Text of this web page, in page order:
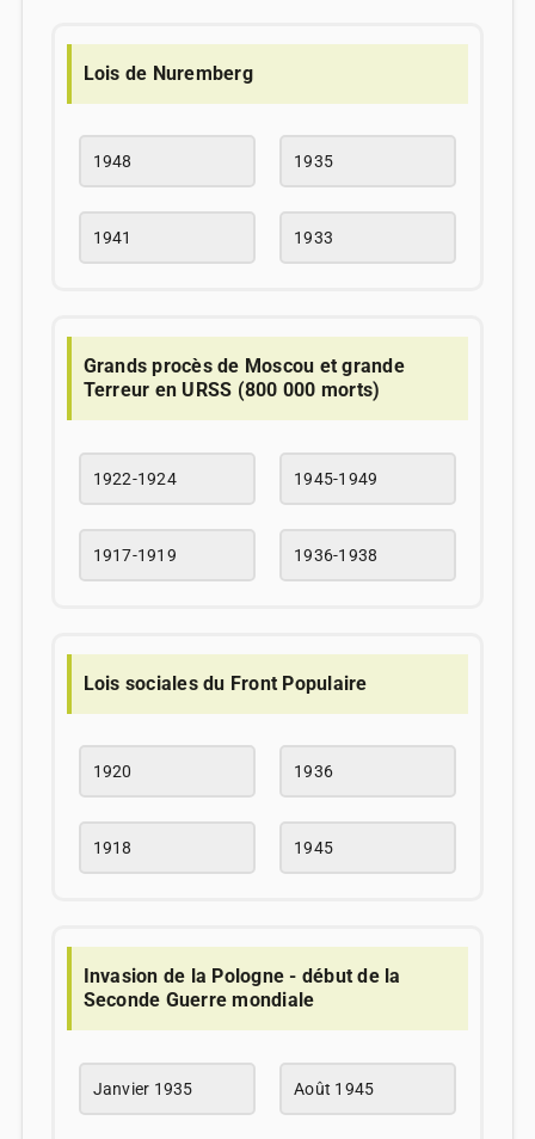
Lois de Nuremberg
1948 1935
1941 1933
Grands procès de Moscou et grande
Terreur en URSS (800 000 morts)
1922-1924 1945-1949
1917-1919 1936-1938
Lois sociales du Front Populaire
1920 1936
1918 1945
Invasion de la Pologne - début de la
Seconde Guerre mondiale
Janvier 1935 Août 1945